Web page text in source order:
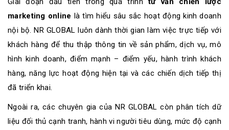
marketing online là tìm hiểu sâu sắc hoạt động kinh doanh
nội bộ. NR GLOBAL luôn dành thời gian làm việc trực tiếp với
khách hàng để thu thập thông tin về sản phẩm, dịch vụ, mô
hình kinh doanh, điểm mạnh – điểm yếu, hành trình khách
hàng, năng lực hoạt động hiện tại và các chiến dịch tiếp thị
đã triển khai.
Ngoài ra, các chuyên gia của NR GLOBAL còn phân tích dữ
liệu đối thủ cạnh tranh, hành vi người tiêu dùng, mức độ cạnh